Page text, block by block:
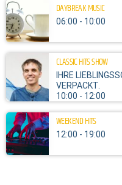
DAYBREAK MUSIC
06:00 - 10:00
CLASSIC HITS SHOW
IHRE
VERPACKT.
10:00 - 12:00
WEEKEND HITS
12:00 - 19:00